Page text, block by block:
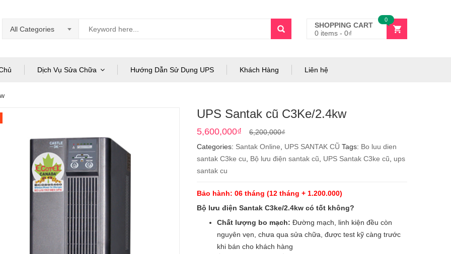
All Categories
SHOPPING CART
0 items - 0₫
0
Dịch Vụ Sửa Chữa Hướng Dẫn Sử Dụng UPS Khách Hàng Liên hệ
UPS Santak cũ C3Ke/2.4kw
6,200,000₫Original
price
was:
5,600,000₫
Current
price
is:
Categories: Santak Online UPS SANTAK CŨ Tags: Bo luu dien
santak C3ke cu
Bộ lưu điện santak cũ UPS Santak C3ke cũ
ups
santak cu
Bảo hành: 06 tháng (12 tháng + 1.200.000)
Bộ lưu điện Santak C3ke/2.4kw có tốt không?
Chất lượng bo mạch: Đường mạch, linh kiện đều còn
nguyên vẹn, chưa qua sửa chữa, được test kỹ càng trước
khi bán cho khách hàng